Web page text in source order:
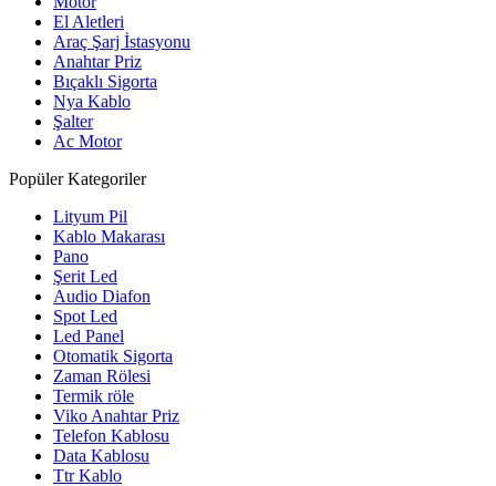
El Aletleri
Araç Şarj İstasyonu
Anahtar Priz
Bıçaklı Sigorta
Nya Kablo
Şalter
Ac Motor
Popüler Kategoriler
Lityum Pil
Kablo Makarası
Pano
Şerit Led
Audio Diafon
Spot Led
Led Panel
Otomatik Sigorta
Zaman Rölesi
Termik röle
Viko Anahtar Priz
Telefon Kablosu
Data Kablosu
Ttr Kablo